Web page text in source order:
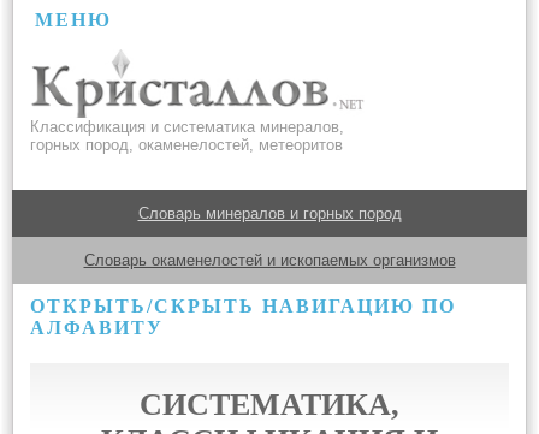
МЕНЮ
Классификация и систематика минералов,
горных пород, окаменелостей, метеоритов
Словарь минералов и горных пород
Словарь окаменелостей и ископаемых организмов
ОТКРЫТЬ/СКРЫТЬ НАВИГАЦИЮ ПО
АЛФАВИТУ
СИСТЕМАТИКА,